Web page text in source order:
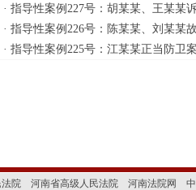
· 指导性案例227号：胡某某、王某某
· 指导性案例226号：陈某某、刘某某
· 指导性案例225号：江某某正当防卫
院 河南省高级人民法院 河南法院网